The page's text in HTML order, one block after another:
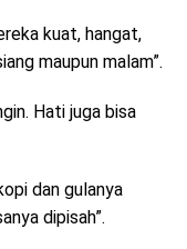
kuat, hangat,
maupun malam”.
Hati juga bisa
dan gulanya
dipisah”.